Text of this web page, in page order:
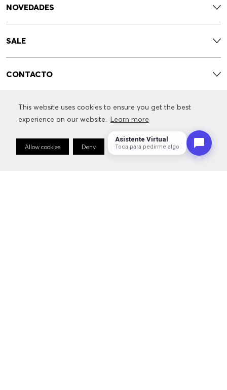
This website uses cookies to ensure you get the best
experience on our website. Learn more
Allow cookies Deny Cookie Preferences
This website uses cookies to ensure you get the best
experience on our website. Learn more
Allow cookies Deny Cookie Preferences
NOVEDADES
SALE
CONTACTO
SERVICIOS
INFORMACIÓN RELACIONADA CON LA MARCA
Asistente Virtual
Toca para pedirme algo